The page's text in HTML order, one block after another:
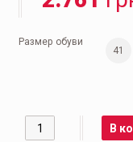
Размер обуви
41
Количество В